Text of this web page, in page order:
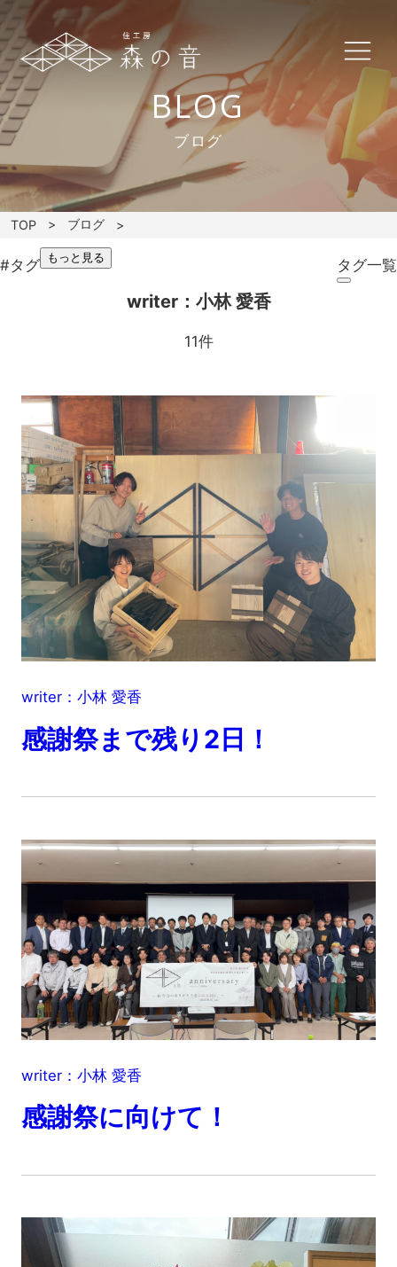
BLOG
ブログ
TOP ブログ
#タグ もっと見る タグ一覧
writer：小林 愛香
11件
writer：小林 愛香
感謝祭まで残り2日！
writer：小林 愛香
感謝祭に向けて！